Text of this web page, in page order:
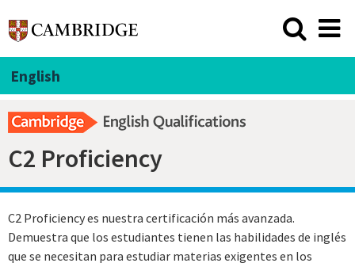
English
C2 Proficiency
C2 Proficiency es nuestra certificación más avanzada.
Demuestra que los estudiantes tienen las habilidades de inglés
que se necesitan para estudiar materias exigentes en los